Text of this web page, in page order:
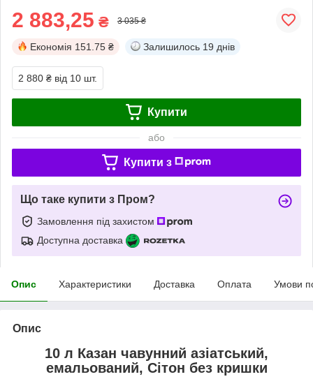
2 883,25 ₴ 3 035 ₴
Економія 151.75 ₴ Залишилось 19 днів
2 880 ₴ від 10 шт.
Купити
або
Купити з
Що таке купити з Пром?
Замовлення під захистом
Доступна доставка
Опис Характеристики Доставка Оплата Умови
Опис
10 л Казан чавунний азіатський,
емальований, Сітон без кришки